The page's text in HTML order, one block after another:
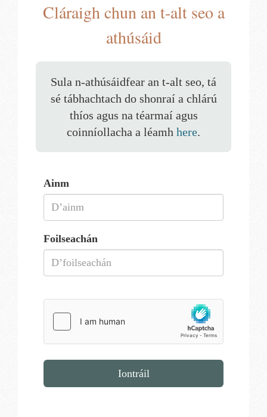
Cláraigh chun an t-alt seo a
athúsáid
Sula n-athúsáidfear an t-alt seo, tá
sé tábhachtach do shonraí a chlárú
thíos agus na téarmaí agus
coinníollacha a léamh here.
Ainm
Foilseachán
Iontráil